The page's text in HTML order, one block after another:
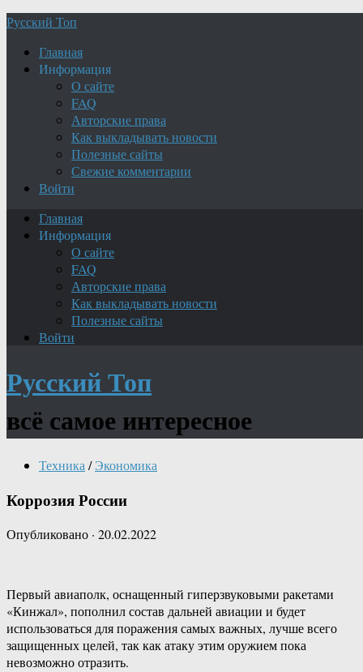
Русский Топ
Главная
Информация
О сайте
FAQ
Авторские права
Как выкладывать новости
Полезные сайты
Свежие комментарии
Войти
Главная
Информация
О сайте
FAQ
Авторские права
Как выкладывать новости
Полезные сайты
Войти
Русский Топ
всё самое интересное
Техника / Экономика
Коррозия России
Опубликовано · 20.02.2022
Первый авиаполк, оснащенный гиперзвуковыми ракетами
«Кинжал», пополнил состав дальней авиации и будет
использоваться для поражения самых важных, лучше всего
защищенных целей, так как атаку этим оружием пока
невозможно отразить.